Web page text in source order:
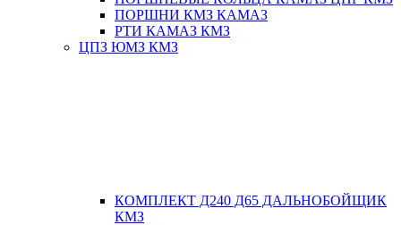
ПОРШНИ КМЗ КАМАЗ
РТИ КАМАЗ КМЗ
ЦПЗ ЮМЗ КМЗ
КОМПЛЕКТ Д240 Д65 ДАЛЬНОБОЙЩИК
КМЗ